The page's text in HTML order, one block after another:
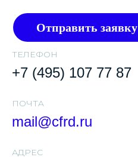
ТЕЛЕФОН
ПОЧТA
АДРЕС
+7 (495) 107 77 87
mail@cfrd.ru
Отправить заявку